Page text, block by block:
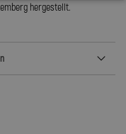
hergestellt.